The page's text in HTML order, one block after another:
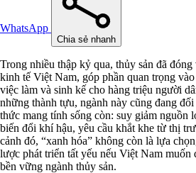
WhatsApp
Chia sẻ nhanh
Trong nhiều thập kỷ qua, thủy sản đã
kinh tế Việt Nam, góp phần quan trọng
việc làm và sinh kế cho hàng triệu người
những thành tựu, ngành này cũng đang
thức mang tính sống còn: suy giảm nguồn
biến đổi khí hậu, yêu cầu khắt khe từ thị
cảnh đó, “xanh hóa” không còn là lựa
lược phát triển tất yếu nếu Việt Nam muốn
bền vững ngành thủy sản.